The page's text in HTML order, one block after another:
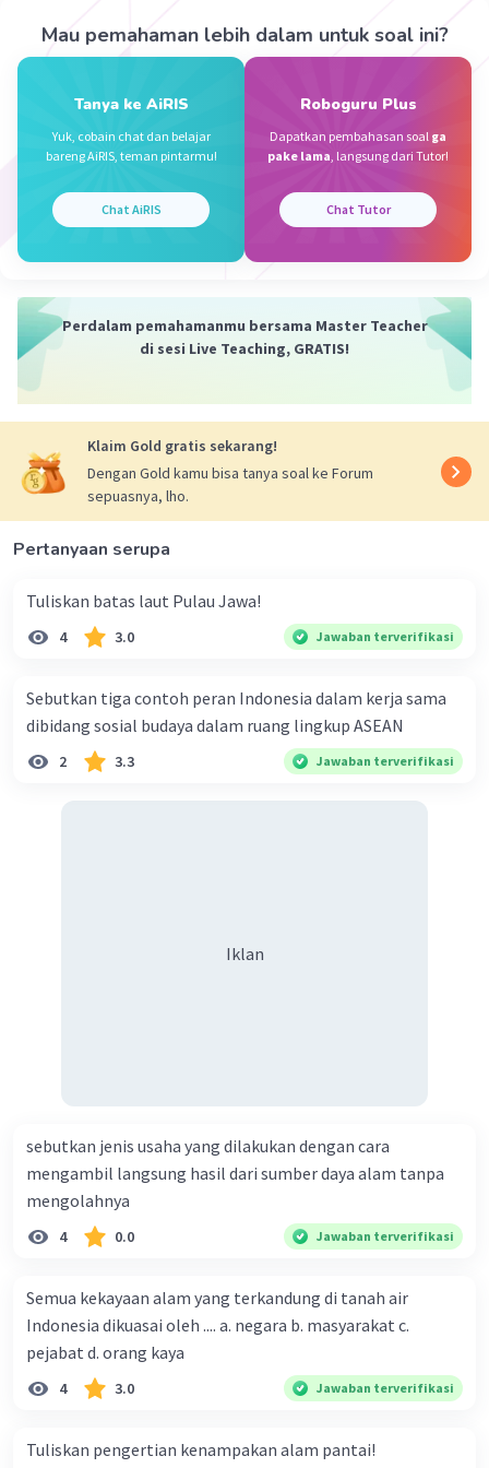
Jawaban
termasuk upaya yang dapat
menyebabkan SDA habis karena upaya
berlebihan dan berdampaknegatifdi
masa depan.
JawabanCjika dilakukan terus menerus
berdampak
negatif
terhadap SDA dari
negara lain yang semakin lama akan
semakin sedikit
Beri Rating·5.0(1) Balas
Iklan
Fachry A Level 1
Jawaban yang benar adalah, B. Memaksimalkan
pengelolaan sumber daya alam
Beri Rating
Mau pemahaman lebih dalam untuk soal ini?
Tanya ke AiRIS
Yuk, cobain chat dan belajar
bareng AiRIS, teman pintarmu!
Chat AiRIS
Roboguru Plus
Dapatkan pembahasan soal ga
pake lama, langsung dari Tutor!
Chat Tutor
Perdalam pemahamanmu bersama Master Teacher
di sesi Live Teaching, GRATIS!
Klaim Gold gratis sekarang!
Dengan Gold kamu bisa tanya soal ke Forum
sepuasnya, lho.
Pertanyaan serupa
Tuliskan batas laut Pulau Jawa!
4 3.0 Jawaban terverifikasi
Sebutkan tiga contoh peran Indonesia dalam kerja sama
dibidang sosial budaya dalam ruang lingkup ASEAN
2 3.3 Jawaban terverifikasi
Iklan
sebutkan jenis usaha yang dilakukan dengan cara
mengambil langsung hasil dari sumber daya alam tanpa
mengolahnya
4 0.0 Jawaban terverifikasi
Semua kekayaan alam yang terkandung di tanah air
Indonesia dikuasai oleh .... a. negara b. masyarakat c.
pejabat d. orang kaya
4 3.0 Jawaban terverifikasi
Tuliskan pengertian kenampakan alam pantai!